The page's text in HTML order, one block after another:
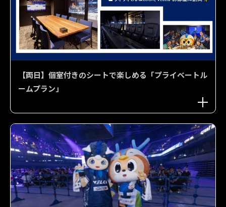
【両日】個室付きのシートで楽しめる「プライベートル
ームプラン」